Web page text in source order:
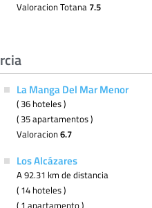
Valoracion Totana 7.5
La Manga Del Mar Menor
( 36 hoteles )
( 35 apartamentos )
Valoracion6.7
Los Alcázares
A 92.31 km de distancia
( 14 hoteles )
( 1 apartamento )